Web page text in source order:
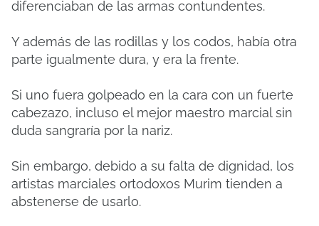
diferenciaban de las armas contundentes.
Y además de las rodillas y los codos, había otra
parte igualmente dura, y era la frente.
Si uno fuera golpeado en la cara con un fuerte
cabezazo, incluso el mejor maestro marcial sin
duda sangraría por la nariz.
Sin embargo, debido a su falta de dignidad, los
artistas marciales ortodoxos Murim tienden a
abstenerse de usarlo.